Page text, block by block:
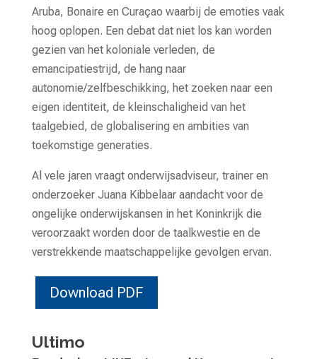
Aruba, Bonaire en Curaçao waarbij de emoties vaak
hoog oplopen. Een debat dat niet los kan worden
gezien van het koloniale verleden, de
emancipatiestrijd, de hang naar
autonomie/zelfbeschikking, het zoeken naar een
eigen identiteit, de kleinschaligheid van het
taalgebied, de globalisering en ambities van
toekomstige generaties.
Al vele jaren vraagt onderwijsadviseur, trainer en
onderzoeker Juana Kibbelaar aandacht voor de
ongelijke onderwijskansen in het Koninkrijk die
veroorzaakt worden door de taalkwestie en de
verstrekkende maatschappelijke gevolgen ervan.
Download PDF
Ultimo